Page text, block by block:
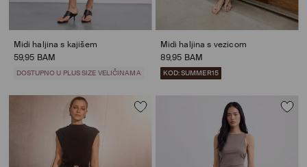
Midi haljina s kajišem
59,95 BAM
DOSTUPNO U PLUS SIZE VELIČINAMA
Midi haljina s vezicom
89,95 BAM
KOD: SUMMER15